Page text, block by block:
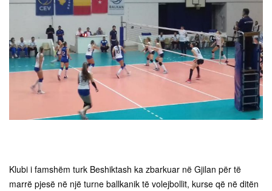
Klubi i famshëm turk Beshiktash ka zbarkuar në Gjilan për të
marrë pjesë në një turne ballkanik të volejbollit, kurse që në ditën